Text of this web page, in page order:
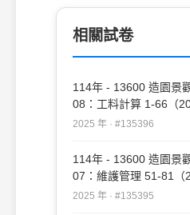
相關試卷
114年 - 13600 造園景
08：工料計算 1-66（
#135396
2025 年 · #135396
114年 - 13600 造園景
07：維護管理 51-81（
#135395
2025 年 · #135395